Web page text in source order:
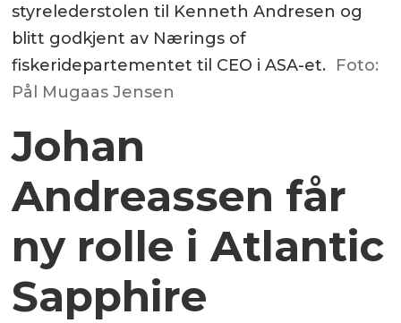
styrelederstolen til Kenneth Andresen og
blitt godkjent av Nærings of
fiskeridepartementet til CEO i ASA-et. Foto:
Pål Mugaas Jensen
Johan
Andreassen får
ny rolle i Atlantic
Sapphire